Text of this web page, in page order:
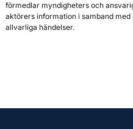
förmedlar myndigheters och
aktörers information i samband
allvarliga händelser.